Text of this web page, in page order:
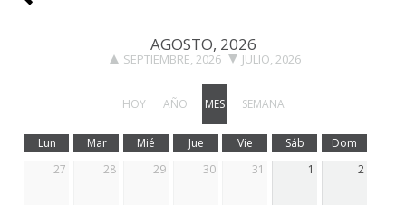
AGOSTO, 2026
SEPTIEMBRE, 2026 JULIO, 2026
HOY AÑO MES SEMANA
Lun Mar Mié Jue Vie Sáb
Dom
27
28 29 30 31 1 2